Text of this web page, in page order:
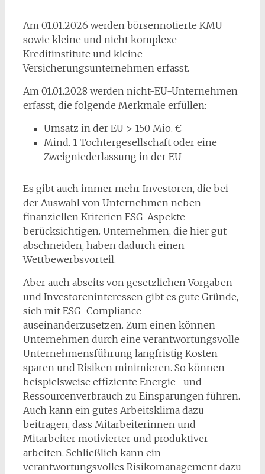
Am 01.01.2026 werden börsennotierte KMU
sowie kleine und nicht komplexe
Kreditinstitute und kleine
Versicherungsunternehmen erfasst.
Am 01.01.2028 werden nicht-EU-Unternehmen
erfasst, die folgende Merkmale erfüllen:
Umsatz in der EU > 150 Mio. €
Mind. 1 Tochtergesellschaft oder eine
Zweigniederlassung in der EU
Es gibt auch immer mehr Investoren, die bei
der Auswahl von Unternehmen neben
finanziellen Kriterien ESG-Aspekte
berücksichtigen. Unternehmen, die hier gut
abschneiden, haben dadurch einen
Wettbewerbsvorteil.
Aber auch abseits von gesetzlichen Vorgaben
und Investoreninteressen gibt es gute Gründe,
sich mit ESG-Compliance
auseinanderzusetzen. Zum einen können
Unternehmen durch eine verantwortungsvolle
Unternehmensführung langfristig Kosten
sparen und Risiken minimieren. So können
beispielsweise effiziente Energie- und
Ressourcenverbrauch zu Einsparungen führen.
Auch kann ein gutes Arbeitsklima dazu
beitragen, dass Mitarbeiterinnen und
Mitarbeiter motivierter und produktiver
arbeiten. Schließlich kann ein
verantwortungsvolles Risikomanagement dazu